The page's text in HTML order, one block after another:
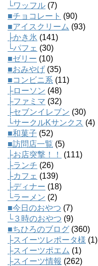
└ワッフル (7)
■チョコレート (90)
■アイスクリーム (93)
├かき氷 (141)
└パフェ (30)
■ゼリー (10)
■おみやげ (35)
■コンビニ系 (11)
├ローソン (48)
├ファミマ (32)
├セブンイレブン (30)
└サークルKサンクス (4)
■和菓子 (52)
■訪問店一覧 (5)
├お店突撃！！
(111)
├ランチ (26)
├カフェ (139)
├ディナー (18)
└ラーメン (2)
■今日のおやつ (7)
└３時のおやつ (9)
■ちひろのブログ (360)
├スイーツレポータ様 (1)
├スイーツポエム (1)
├スイーツ情報 (262)